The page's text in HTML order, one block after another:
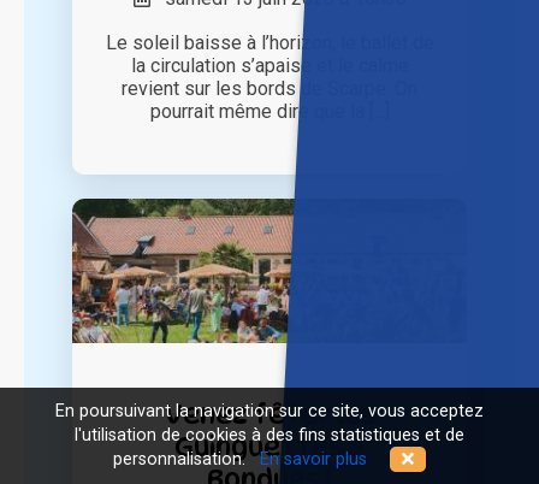
Le soleil baisse à l’horizon, le ballet de
la circulation s’apaise et le calme
revient sur les bords de Scarpe. On
pourrait même dire que la [...]
Venez fêter les
Guinguettes à
En poursuivant la navigation sur ce site, vous acceptez
l'utilisation de cookies à des fins statistiques et de
personnalisation.En savoir plus